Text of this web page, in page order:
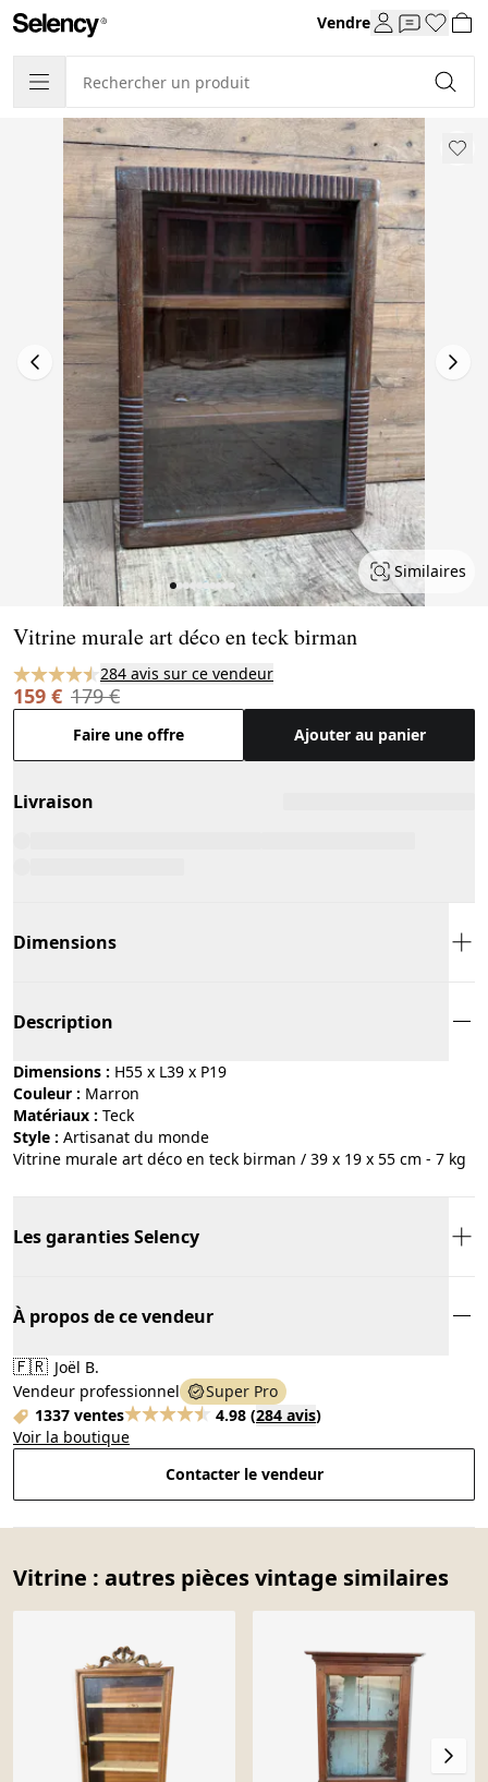
Vendre
Similaires
Vitrine murale art déco en teck birman
284 avis sur ce vendeur
159 € 179 €
Faire une offre Ajouter au panier
Livraison
Dimensions
Description
Dimensions : H55 x L39 x P19
Couleur :
marron
Matériaux :
teck
Style :
artisanat du monde
Vitrine murale art déco en teck birman / 39 x 19 x 55 cm - 7 kg
Les garanties Selency
À propos de ce vendeur
🇫🇷 Joël B.
Vendeur professionnel
Super Pro
1337 ventes
4.98 (284 avis)
Voir la boutique
Contacter le vendeur
Vitrine : autres pièces vintage similaires